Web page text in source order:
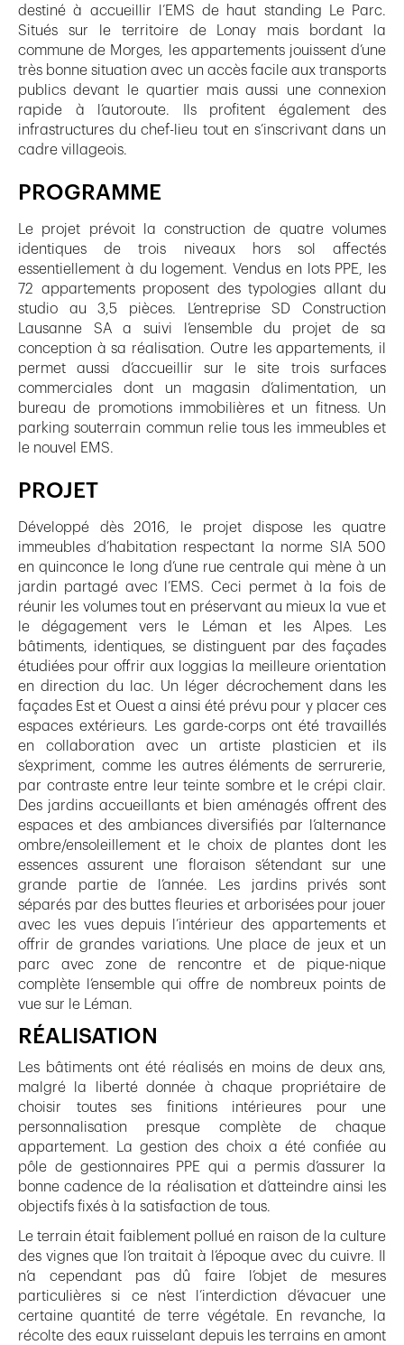
destiné à accueillir l’EMS de haut standing Le Parc.
Situés sur le territoire de Lonay mais bordant la
commune de Morges, les appartements jouissent d’une
très bonne situation avec un accès facile aux transports
publics devant le quartier mais aussi une connexion
rapide à l’autoroute. Ils profitent également des
infrastructures du chef-lieu tout en s’inscrivant dans un
cadre villageois.
PROGRAMME
Le projet prévoit la construction de quatre volumes
identiques de trois niveaux hors sol affectés
essentiellement à du logement. Vendus en lots PPE, les
72 appartements proposent des typologies allant du
studio au 3,5 pièces. L’entreprise SD Construction
Lausanne SA a suivi l’ensemble du projet de sa
conception à sa réalisation. Outre les appartements, il
permet aussi d’accueillir sur le site trois surfaces
commerciales dont un magasin d’alimentation, un
bureau de promotions immobilières et un fitness. Un
parking souterrain commun relie tous les immeubles et
le nouvel EMS.
PROJET
Développé dès 2016, le projet dispose les quatre
immeubles d’habitation respectant la norme SIA 500
en quinconce le long d’une rue centrale qui mène à un
jardin partagé avec l’EMS. Ceci permet à la fois de
réunir les volumes tout en préservant au mieux la vue et
le dégagement vers le Léman et les Alpes. Les
bâtiments, identiques, se distinguent par des façades
étudiées pour offrir aux loggias la meilleure orientation
en direction du lac. Un léger décrochement dans les
façades Est et Ouest a ainsi été prévu pour y placer ces
espaces extérieurs. Les garde-corps ont été travaillés
en collaboration avec un artiste plasticien et ils
s’expriment, comme les autres éléments de serrurerie,
par contraste entre leur teinte sombre et le crépi clair.
Des jardins accueillants et bien aménagés offrent des
espaces et des ambiances diversifiés par l’alternance
ombre/ensoleillement et le choix de plantes dont les
essences assurent une floraison s’étendant sur une
grande partie de l’année. Les jardins privés sont
séparés par des buttes fleuries et arborisées pour jouer
avec les vues depuis l’intérieur des appartements et
offrir de grandes variations. Une place de jeux et un
parc avec zone de rencontre et de pique-nique
complète l’ensemble qui offre de nombreux points de
vue sur le Léman.
RÉALISATION
Les bâtiments ont été réalisés en moins de deux ans,
malgré la liberté donnée à chaque propriétaire de
choisir toutes ses finitions intérieures pour une
personnalisation presque complète de chaque
appartement. La gestion des choix a été confiée au
pôle de gestionnaires PPE qui a permis d’assurer la
bonne cadence de la réalisation et d’atteindre ainsi les
objectifs fixés à la satisfaction de tous.
Le terrain était faiblement pollué en raison de la culture
des vignes que l’on traitait à l’époque avec du cuivre. Il
n’a cependant pas dû faire l’objet de mesures
particulières si ce n’est l’interdiction d’évacuer une
certaine quantité de terre végétale. En revanche, la
récolte des eaux ruisselant depuis les terrains en amont